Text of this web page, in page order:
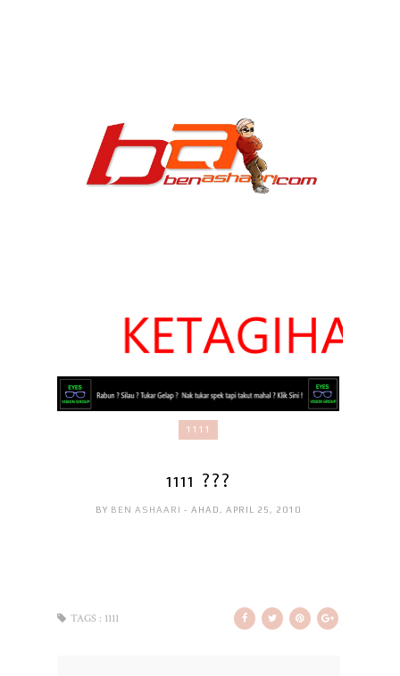
1111
1111 ???
BY BEN ASHAARI- AHAD, APRIL 25, 2010
TAGS : 1111